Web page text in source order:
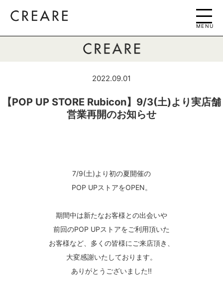
MENU
2022.09.01
【POP UP STORE Rubicon】9/3(土)より実店舗
営業再開のお知らせ
7/9(土)より初の夏開催の
POP UPストアをOPEN。
期間中は新たなお客様との出会いや
前回のPOP UPストアをご利用頂いた
お客様など、多くの皆様にご来店頂き、
大変感謝いたしております。
ありがとうございました!!